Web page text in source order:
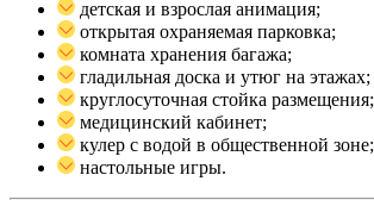
детская и взрослая анимация;
открытая охраняемая парковка;
комната хранения багажа;
гладильная доска и утюг на этажах;
круглосуточная стойка размещения;
медицинский кабинет;
кулер с водой в общественной зоне;
настольные игры.